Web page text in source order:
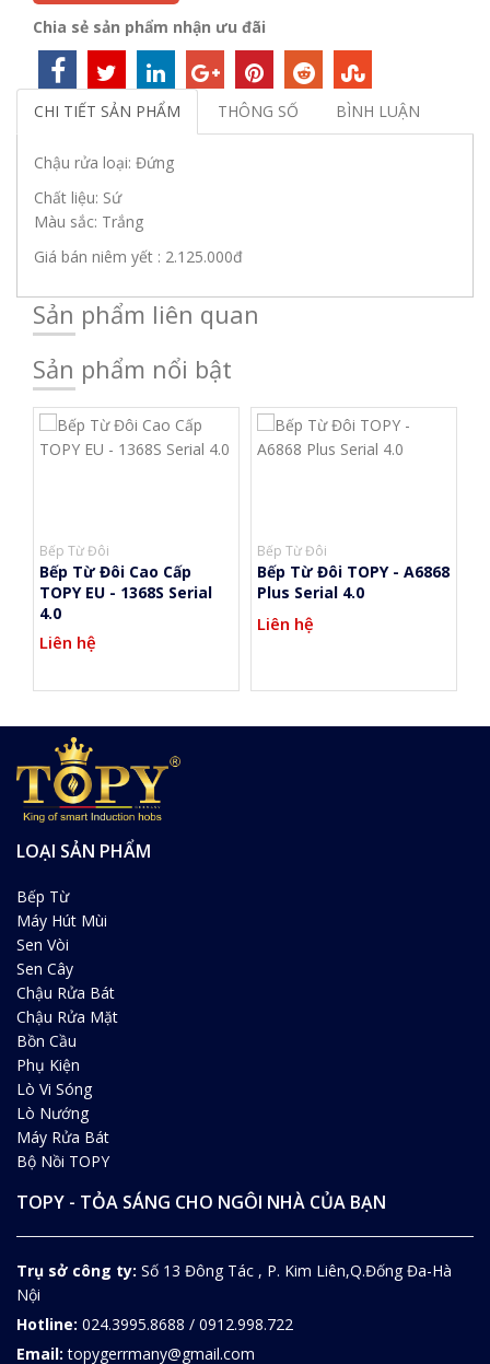
Chia sẻ sản phẩm nhận ưu đãi
CHI TIẾT SẢN PHẨM THÔNG SỐ BÌNH LUẬN
Chậu rửa loại: Đứng
Chất liệu: Sứ
Màu sắc: Trắng
Giá bán niêm yết : 2.125.000đ
Sản phẩm liên quan
Sản phẩm nổi bật
Bếp Từ Đôi
Bếp Từ Đôi Cao Cấp
TOPY EU - 1368S Serial
4.0
Liên hệ
Bếp Từ Đôi
Bếp Từ Đôi TOPY - A6868
Plus Serial 4.0
Liên hệ
LOẠI SẢN PHẨM
Bếp Từ
Máy Hút Mùi
Sen Vòi
Sen Cây
Chậu Rửa Bát
Chậu Rửa Mặt
Bồn Cầu
Phụ Kiện
Lò Vi Sóng
Lò Nướng
Máy Rửa Bát
Bộ Nồi TOPY
TOPY - TỎA SÁNG CHO NGÔI NHÀ CỦA BẠN
Trụ sở công ty: Số 13 Đông Tác , P. Kim Liên,Q.Đống Đa-Hà
Nội
Hotline: 024.3995.8688 / 0912.998.722
Email: topygerrmany@gmail.com